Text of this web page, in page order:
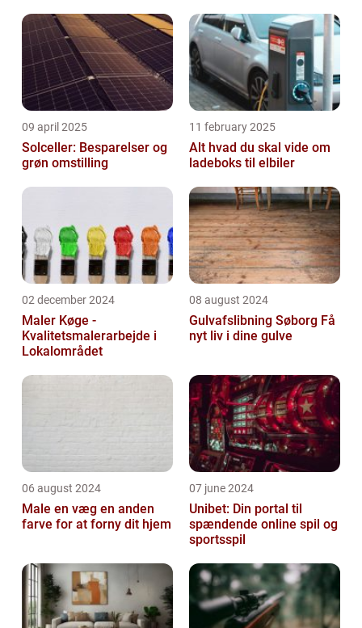
09 april 2025
Solceller: Besparelser og
grøn omstilling
11 february 2025
Alt hvad du skal vide om
ladeboks til elbiler
02 december 2024
Maler Køge -
Kvalitetsmalerarbejde i
Lokalområdet
08 august 2024
Gulvafslibning Søborg Få
nyt liv i dine gulve
06 august 2024
Male en væg en anden
farve for at forny dit hjem
07 june 2024
Unibet: Din portal til
spændende online spil og
sportsspil